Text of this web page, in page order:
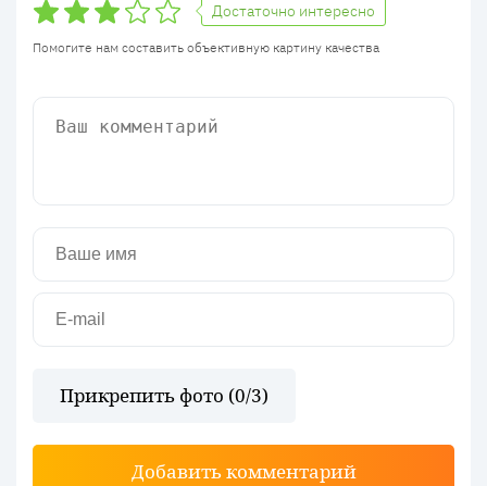
Достаточно интересно
Помогите нам составить объективную картину качества
Прикрепить фото (0/3)
Добавить комментарий